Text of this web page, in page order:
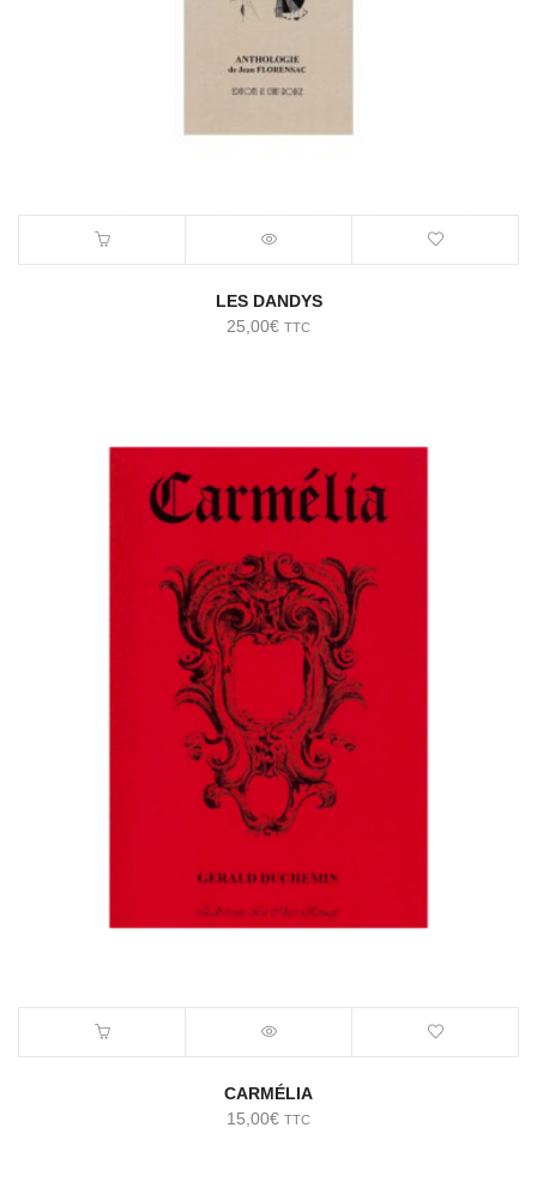
LES DANDYS
25,00€ TTC
CARMÉLIA
15,00€ TTC